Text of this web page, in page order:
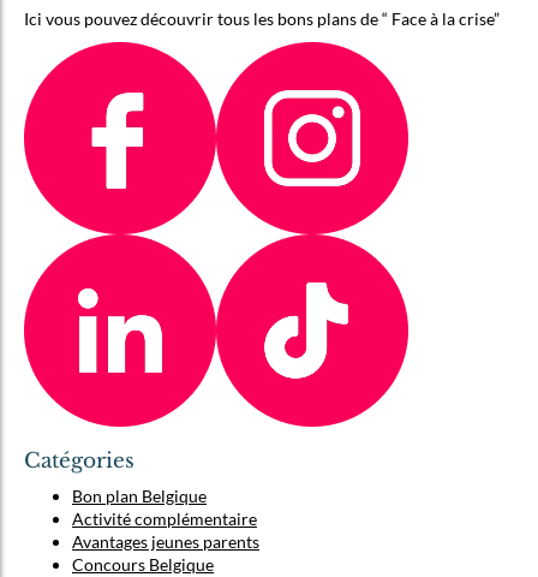
Ici vous pouvez découvrir tous les bons plans de “ Face à la crise”
Catégories
Bon plan Belgique
Activité complémentaire
Avantages jeunes parents
Concours Belgique